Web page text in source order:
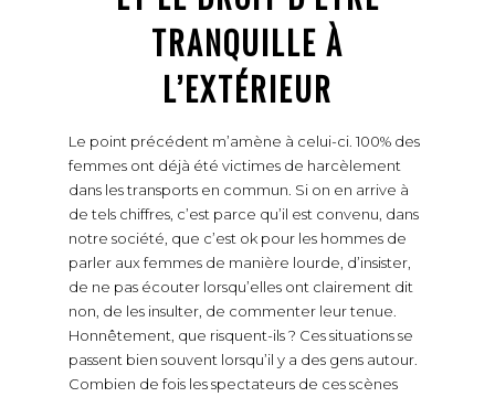
TRANQUILLE À
L’EXTÉRIEUR
Le point précédent m’amène à celui-ci. 100% des
femmes ont déjà été victimes de harcèlement
dans les transports en commun. Si on en arrive à
de tels chiffres, c’est parce qu’il est convenu, dans
notre société, que c’est ok pour les hommes de
parler aux femmes de manière lourde, d’insister,
de ne pas écouter lorsqu’elles ont clairement dit
non, de les insulter, de commenter leur tenue.
Honnêtement, que risquent-ils ? Ces situations se
passent bien souvent lorsqu’il y a des gens autour.
Combien de fois les spectateurs de ces scènes